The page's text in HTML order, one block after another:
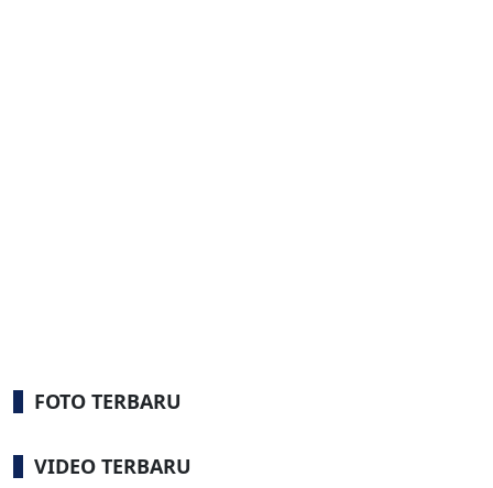
FOTO TERBARU
VIDEO TERBARU